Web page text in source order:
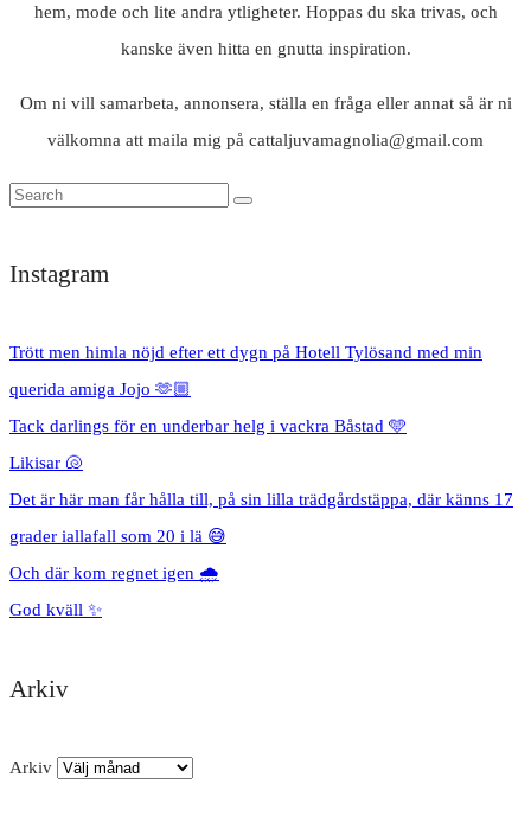
hem, mode och lite andra ytligheter. Hoppas du ska trivas, och
kanske även hitta en gnutta inspiration.
Om ni vill samarbeta, annonsera, ställa en fråga eller annat så är ni
välkomna att maila mig på cattaljuvamagnolia@gmail.com
Instagram
Trött men himla nöjd efter ett dygn på Hotell Tylösand med min
querida amiga Jojo 🫶🏼
Tack darlings för en underbar helg i vackra Båstad 🩵
Likisar 🐚
Det är här man får hålla till, på sin lilla trädgårdstäppa, där känns 17
grader iallafall som 20 i lä 😅
Och där kom regnet igen 🌧️
God kväll ✨
Arkiv
Arkiv